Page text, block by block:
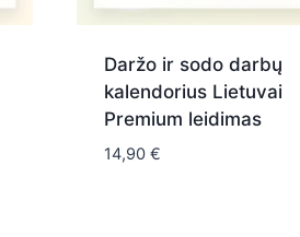
Daržo ir sodo darbų
kalendorius Lietuvai
Premium leidimas
14,90 €